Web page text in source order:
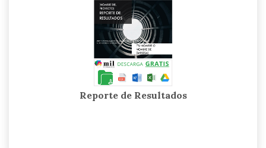
Reporte de Resultados